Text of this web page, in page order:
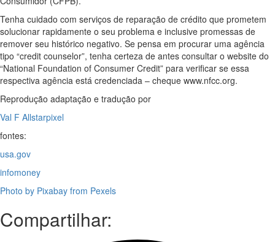
Tenha cuidado com serviços de reparação de crédito que prometem
solucionar rapidamente o seu problema e inclusive promessas de
remover seu histórico negativo. Se pensa em procurar uma agência
tipo “credit counselor”, tenha certeza de antes consultar o website do
“National Foundation of Consumer Credit” para verificar se essa
respectiva agência está credenciada – cheque www.nfcc.org.
Reprodução adaptação e tradução por
Val F Allstarpixel
fontes:
usa.gov
infomoney
Photo by Pixabay from Pexels
Compartilhar: